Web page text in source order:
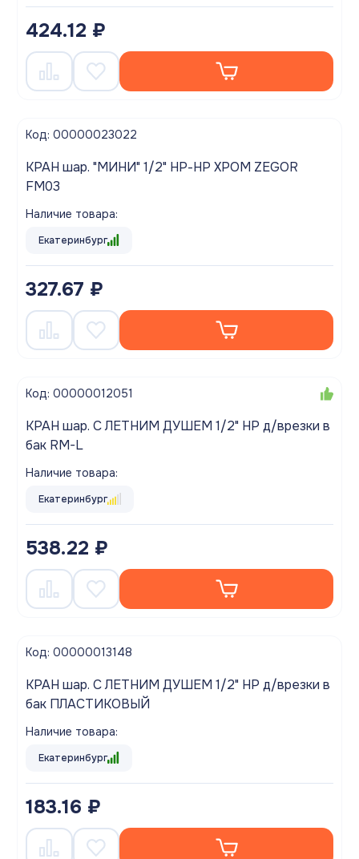
424.12 ₽
Код: 00000023022
КРАН шар. "МИНИ" 1/2" НР-НР ХРОМ ZEGOR
FM03
Наличие товара:
Екатеринбург
327.67 ₽
Код: 00000012051
КРАН шар. С ЛЕТНИМ ДУШЕМ 1/2" НР д/врезки в
бак RM-L
Наличие товара:
Екатеринбург
538.22 ₽
Код: 00000013148
КРАН шар. С ЛЕТНИМ ДУШЕМ 1/2" НР д/врезки в
бак ПЛАСТИКОВЫЙ
Наличие товара:
Екатеринбург
183.16 ₽